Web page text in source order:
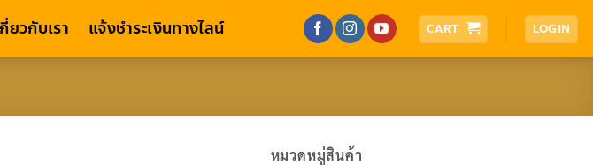
ยวกับเรา แจ้งชำระเงินทางไลน์ CART LOGIN
หมวดหมู่สินค้า